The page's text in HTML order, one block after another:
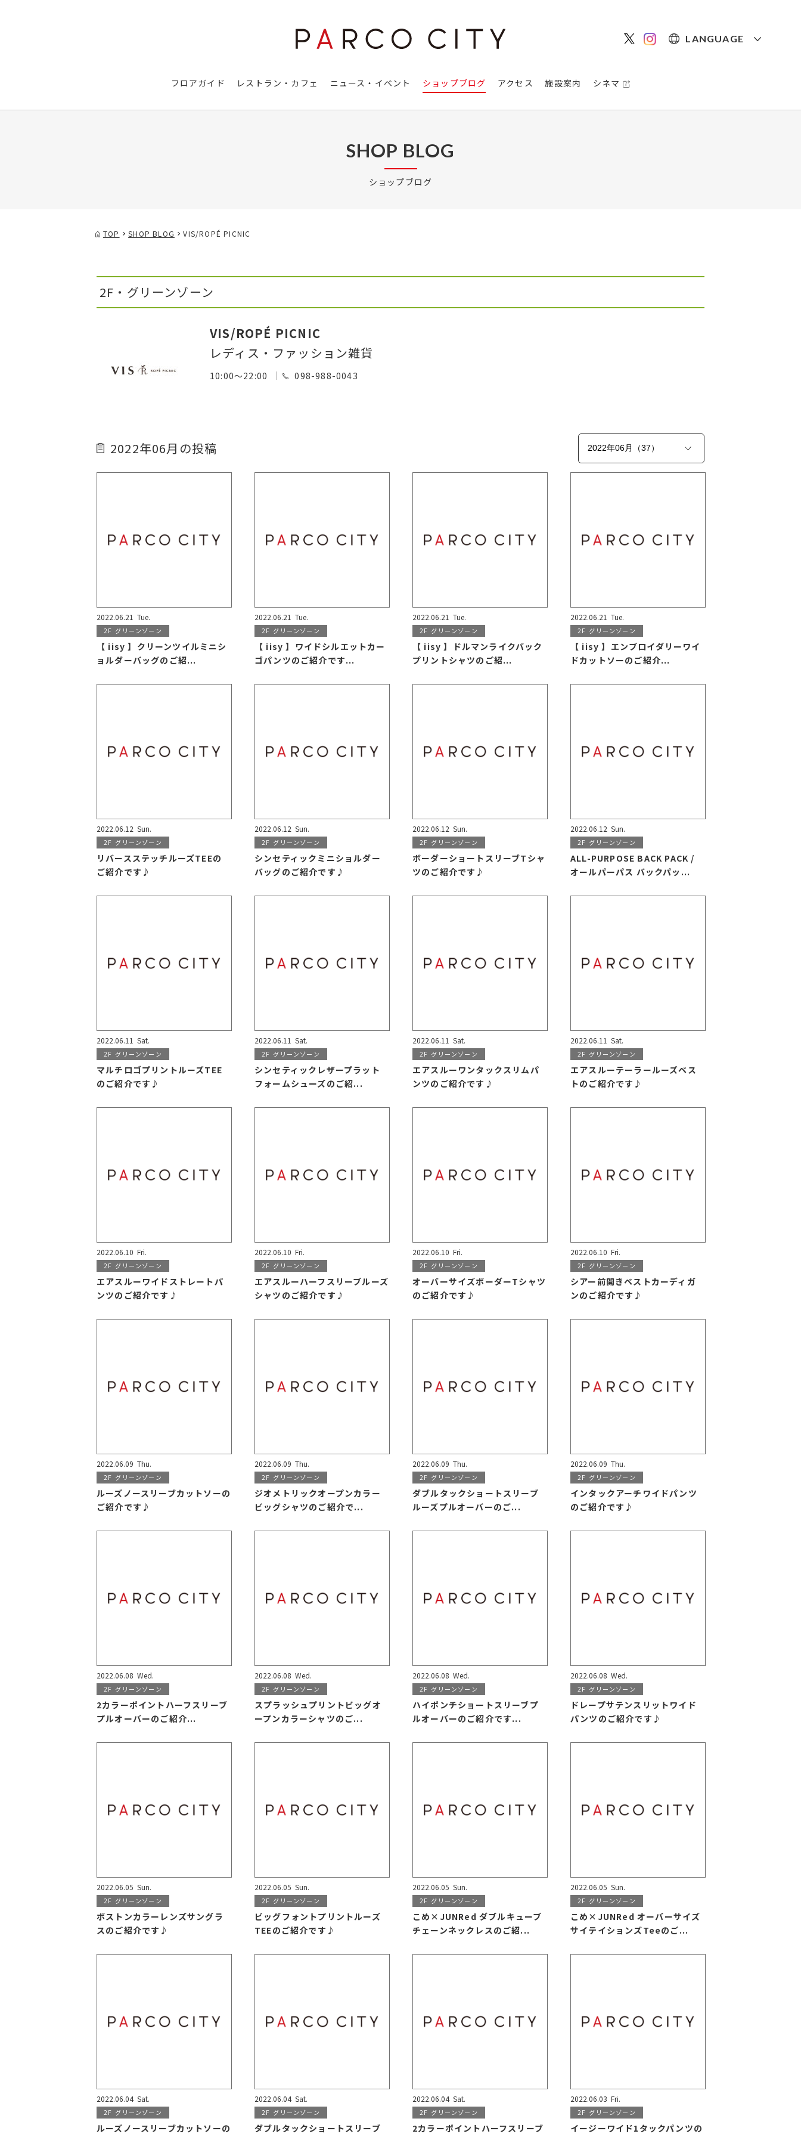
LANGUAGE
フロアガイド レストラン・カフェ ニュース・イベント ショップブログ アクセス 施設案内 シネマ
SHOP BLOG
ショップブログ
TOP SHOP BLOG VIS/ROPÉ PICNIC
2F・グリーンゾーン
VIS/ROPÉ PICNIC
レディス・ファッション雑貨
10:00～22:00 098-988-0043
2022年06月の投稿
2022.06.21 Tue.
2F グリーンゾーン
【 iisy 】クリーンツイルミニシ
ョルダーバッグのご紹...
2022.06.21 Tue.
2F グリーンゾーン
【 iisy 】ワイドシルエットカー
ゴパンツのご紹介です...
2022.06.21 Tue.
2F グリーンゾーン
【 iisy 】ドルマンライクバック
プリントシャツのご紹...
2022.06.21 Tue.
2F グリーンゾーン
【 iisy 】エンブロイダリーワイ
ドカットソーのご紹介...
2022.06.12 Sun.
2F グリーンゾーン
リバースステッチルーズTEEの
ご紹介です♪
2022.06.12 Sun.
2F グリーンゾーン
シンセティックミニショルダー
バッグのご紹介です♪
2022.06.12 Sun.
2F グリーンゾーン
ボーダーショートスリーブTシャ
ツのご紹介です♪
2022.06.12 Sun.
2F グリーンゾーン
ALL-PURPOSE BACK PACK /
オールパーパス バックパッ...
2022.06.11 Sat.
2F グリーンゾーン
マルチロゴプリントルーズTEE
のご紹介です♪
2022.06.11 Sat.
2F グリーンゾーン
シンセティックレザープラット
フォームシューズのご紹...
2022.06.11 Sat.
2F グリーンゾーン
エアスルーワンタックスリムパ
ンツのご紹介です♪
2022.06.11 Sat.
2F グリーンゾーン
エアスルーテーラールーズベス
トのご紹介です♪
2022.06.10 Fri.
2F グリーンゾーン
エアスルーワイドストレートパ
ンツのご紹介です♪
2022.06.10 Fri.
2F グリーンゾーン
エアスルーハーフスリーブルーズ
シャツのご紹介です♪
2022.06.10 Fri.
2F グリーンゾーン
オーバーサイズボーダーTシャツ
のご紹介です♪
2022.06.10 Fri.
2F グリーンゾーン
シアー前開きベストカーディガ
ンのご紹介です♪
2022.06.09 Thu.
2F グリーンゾーン
ルーズノースリーブカットソーの
ご紹介です♪
2022.06.09 Thu.
2F グリーンゾーン
ジオメトリックオープンカラー
ビッグシャツのご紹介で...
2022.06.09 Thu.
2F グリーンゾーン
ダブルタックショートスリーブ
ルーズプルオーバーのご...
2022.06.09 Thu.
2F グリーンゾーン
インタックアーチワイドパンツ
のご紹介です♪
2022.06.08 Wed.
2F グリーンゾーン
2カラーポイントハーフスリーブ
プルオーバーのご紹介...
2022.06.08 Wed.
2F グリーンゾーン
スプラッシュプリントビッグオ
ープンカラーシャツのご...
2022.06.08 Wed.
2F グリーンゾーン
ハイポンチショートスリーブプ
ルオーバーのご紹介です...
2022.06.08 Wed.
2F グリーンゾーン
ドレープサテンスリットワイド
パンツのご紹介です♪
2022.06.05 Sun.
2F グリーンゾーン
ボストンカラーレンズサングラ
スのご紹介です♪
2022.06.05 Sun.
2F グリーンゾーン
ビッグフォントプリントルーズ
TEEのご紹介です♪
2022.06.05 Sun.
2F グリーンゾーン
こめ×JUNRed ダブルキューブ
チェーンネックレスのご紹...
2022.06.05 Sun.
2F グリーンゾーン
こめ×JUNRed オーバーサイズ
サイテイションズTeeのご...
2022.06.04 Sat.
2F グリーンゾーン
ルーズノースリーブカットソーの
2022.06.04 Sat.
2F グリーンゾーン
ダブルタックショートスリーブ
2022.06.04 Sat.
2F グリーンゾーン
2カラーポイントハーフスリーブ
2022.06.03 Fri.
2F グリーンゾーン
イージーワイド1タックパンツの